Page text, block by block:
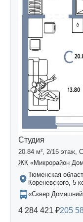
Студия
20.84 м², 2/15 этаж,
ЖК «Микрорайон
Тюменская
Кореневского, 5
«Сквер
4 284 421 ₽205